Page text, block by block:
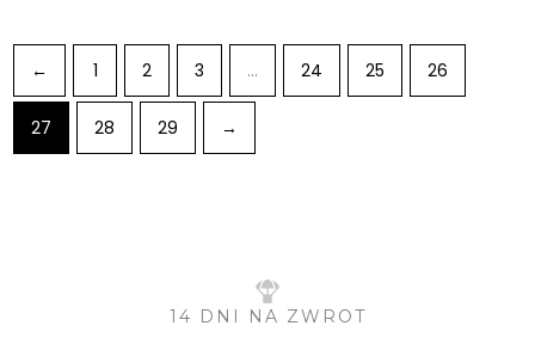
← 1 2 3 … 24 25 26
27 28 29 →
14 DNI NA ZWROT